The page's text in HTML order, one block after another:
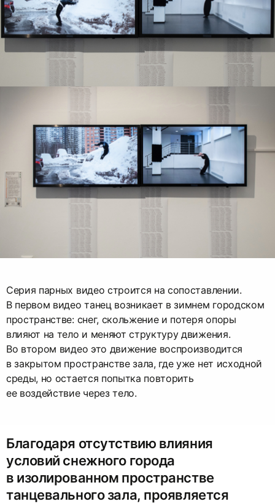
Серия парных видео строится на сопоставлении.
В первом видео танец возникает в зимнем городском
пространстве: снег, скольжение и потеря опоры
влияют на тело и меняют структуру движения.
Во втором видео это движение воспроизводится
в закрытом пространстве зала, где уже нет исходной
среды, но остается попытка повторить
ее воздействие через тело.
Благодаря отсутствию влияния
условий снежного города
в изолированном пространстве
танцевального зала, проявляется